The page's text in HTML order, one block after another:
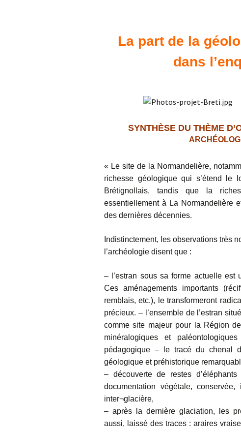
La part de la
dans
SYNTHÈSE DU THÈME
« Le site de la Normandelière,
richesse géologique qui s’étend le
Brétignollais, tandis que la
essentiellement à La Normandelière
des dernières décennies.
Indistinctement, les observations très
l’archéologie disent que :
– l’estran sous sa forme actuelle est
Ces aménagements importants
remblais, etc.), le transformeront
précieux. – l’ensemble de l’estran
comme site majeur pour la Région
minéralogiques et
pédagogique – le tracé du chenal
géologique et préhistorique
– découverte de restes
documentation végétale,
inter¬glacière,
– après la dernière glaciation, les
aussi, laissé des traces : araires